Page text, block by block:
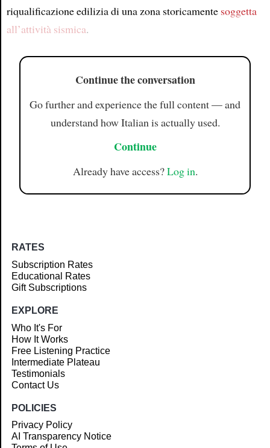
riqualificazione edilizia di una zona storicamente soggetta
all’attività sismica.
Continue the conversation
Go further and experience the full content — and
understand how Italian is actually used.
Continue
Already have access?Log in.
RATES
Subscription Rates
Educational Rates
Gift Subscriptions
EXPLORE
Who It's For
How It Works
Free Listening Practice
Intermediate Plateau
Testimonials
Contact Us
POLICIES
Privacy Policy
AI Transparency Notice